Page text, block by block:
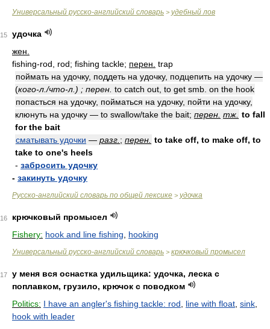
Универсальный русско-английский словарь > удебный лов
15
удочка
жен.
fishing-rod, rod; fishing tackle; перен. trap
поймать на удочку, поддеть на удочку, подцепить на удочку —
(кого-л./что-л.) ; перен. to catch out, to get smb. on the hook
попасться на удочку, пойматься на удочку, пойти на удочку,
клюнуть на удочку — to swallow/take the bait; перен. тж. to fall
for the bait
сматывать удочки — разг. ; перен. to take off, to make off, to
take to one's heels
- забросить удочку
- закинуть удочку
Русско-английский словарь по общей лексике > удочка
16
крючковый промысел
Fishery: hook and line fishing hooking
Универсальный русско-английский словарь > крючковый промысел
17
у меня вся оснастка удильщика: удочка, леска с
поплавком, грузило, крючок с поводком
Politics: I have an angler's fishing tackle: rod line with float sink
hook with leader